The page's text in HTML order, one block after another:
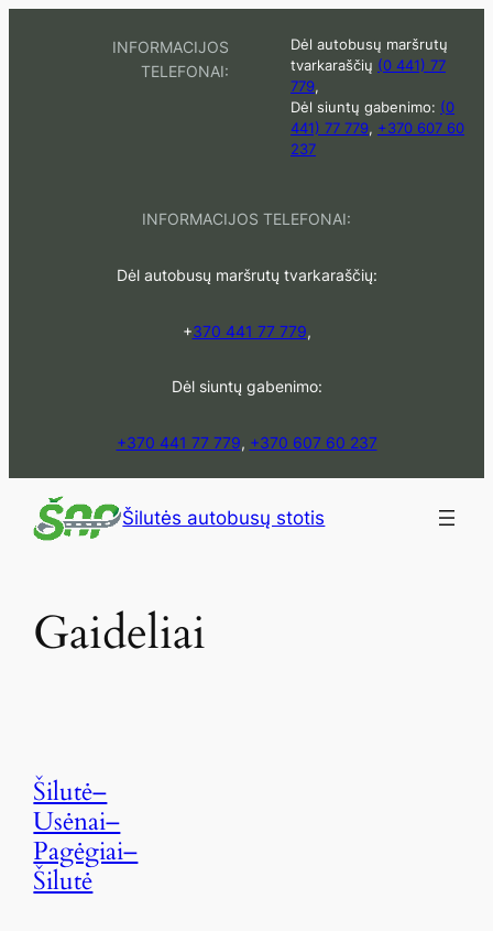
INFORMACIJOS
TELEFONAI:
Dėl autobusų maršrutų
tvarkaraščių (0 441) 77
779,
Dėl siuntų gabenimo: (0
441) 77 779, +370 607 60
237
INFORMACIJOS TELEFONAI:
Dėl autobusų maršrutų tvarkaraščių:
+370 441 77 779,
Dėl siuntų gabenimo:
+370 441 77 779, +370 607 60 237
Šilutės autobusų stotis
Gaideliai
Šilutė–
Usėnai–
Pagėgiai–
Šilutė